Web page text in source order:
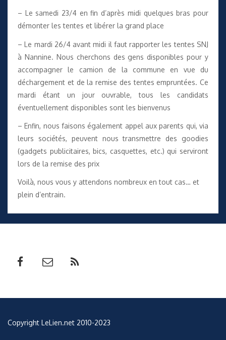
– Le samedi 23/4 en fin d’après midi quelques bras pour
démonter les tentes et libérer la grand place
– Le mardi 26/4 avant midi il faut rapporter les tentes SNJ
à Nannine. Nous cherchons des gens disponibles pour y
accompagner le camion de la commune en vue du
déchargement et de la remise des tentes empruntées. Ce
mardi étant un jour ouvrable, tous les candidats
éventuellement disponibles sont les bienvenus
– Enfin, nous faisons également appel aux parents qui, via
leurs sociétés, peuvent nous transmettre des goodies
(gadgets publicitaires, bics, casquettes, etc.) qui serviront
lors de la remise des prix
Voilà, nous vous y attendons nombreux en tout cas… et
plein d’entrain.
Copyright LeLien.net 2010-2023